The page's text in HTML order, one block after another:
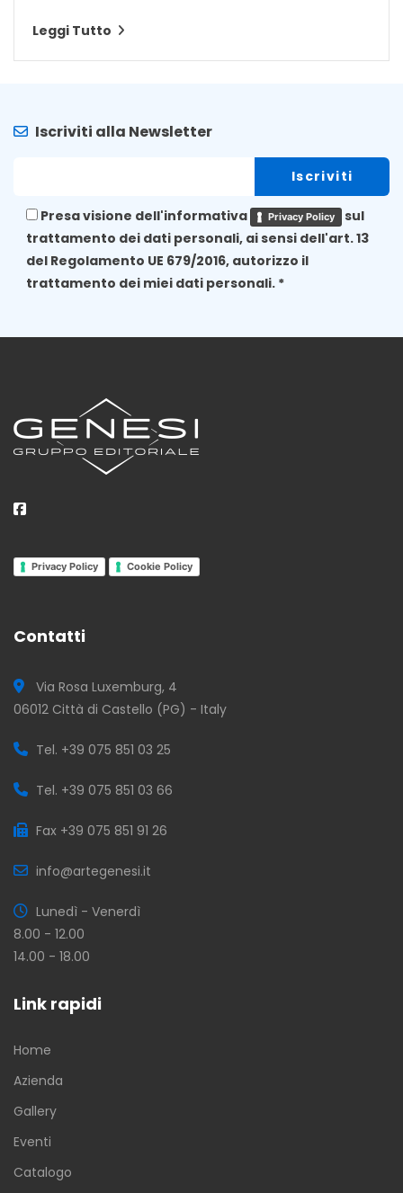
Leggi Tutto
Iscriviti alla Newsletter
Presa visione dell'informativa Privacy Policy
sul
trattamento dei dati personali, ai sensi dell'art. 13
del Regolamento UE 679/2016, autorizzo il
trattamento dei miei dati personali. *
Privacy Policy Cookie Policy
Contatti
Via Rosa Luxemburg, 4
06012 Città di Castello (PG) - Italy
Tel. +39 075 851 03 25
Tel. +39 075 851 03 66
Fax +39 075 851 91 26
info@artegenesi.it
Lunedì - Venerdì
8.00 - 12.00
14.00 - 18.00
Link rapidi
Home
Azienda
Gallery
Eventi
Catalogo